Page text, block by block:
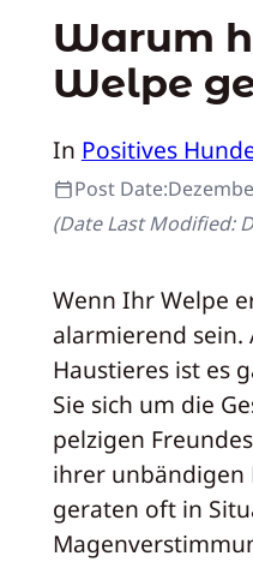
Warum
Welpe
In Positives
Post Date:
(Date Last Modified:
Wenn Ihr Welpe
alarmierend sein.
Haustieres ist es
Sie sich um die
pelzigen
ihrer unbändigen
geraten oft in